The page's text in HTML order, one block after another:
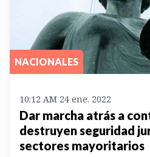
NACIONALES
10:12 AM 24 ene. 2022
Dar marcha atrás a
destruyen seguridad
sectores mayoritarios